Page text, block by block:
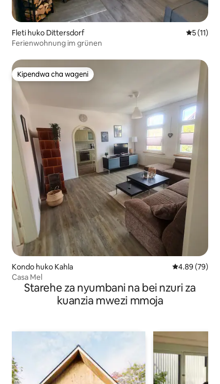
Fleti huko Dittersdorf Ukadiriaji
5 (11)
Ferienwohnung im grünen
Kipendwa cha wageni
Kipendwa cha wageni
Kondo huko Kahla Ukadiriaji wa
4.89 (79)
Casa Mel
Starehe za nyumbani na bei nzuri za
kuanzia mwezi mmoja